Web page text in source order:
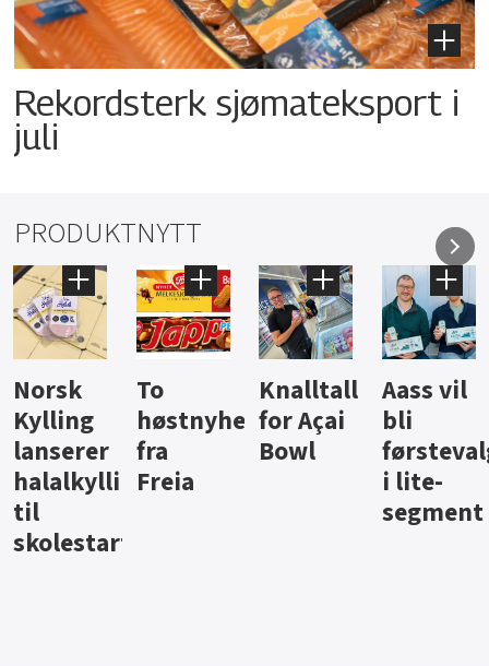
Rekordsterk sjømateksport i
juli
PRODUKTNYTT
Knalltall
for Açai
Bowl
Aass vil
bli
førstevalg
i lite-
Brus og
jus fra
Berentsen
Hard
iste fra
Hansa